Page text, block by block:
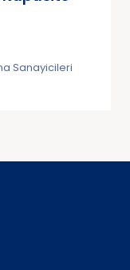
Sanayicileri